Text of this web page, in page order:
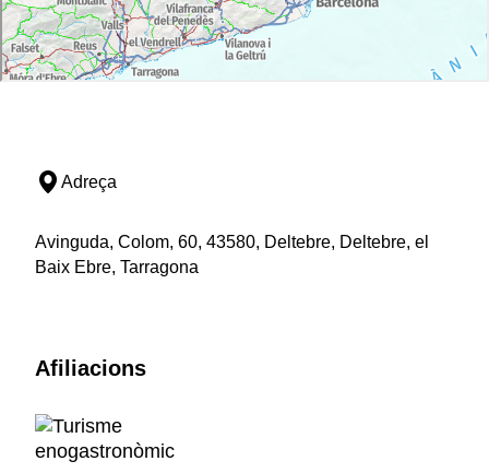
Adreça
Avinguda, Colom, 60, 43580, Deltebre, Deltebre, el
Baix Ebre, Tarragona
Afiliacions